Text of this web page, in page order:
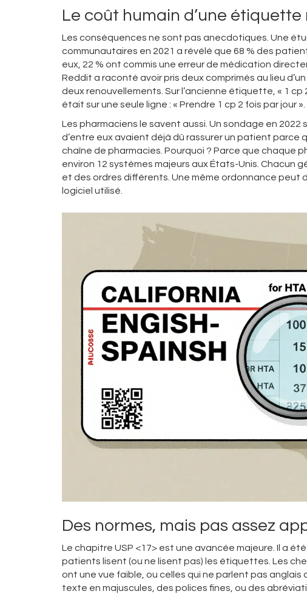
Le coût humain d’une
Les conséquences ne sont pas anecdotiques. Une
communautaires en 2021 a révélé que 68 % des
eux, 22 % ont commis une erreur de médication
Reddit a raconté avoir pris deux comprimés au lieu
deux renouvellements. Sur l’ancienne étiquette, « 1
était sur une seule ligne : « Prendre 1 cp 2 fois par jour
Les pharmaciens le savent aussi. Un sondage en
d’entre eux avaient déjà dû rassurer un patient
chaîne de pharmacies. Pourquoi ? Parce que chaque
environ 12 systèmes majeurs aux États-Unis.
et des ordres différents. Une même ordonnance
logiciel utilisé.
Des normes, mais pas assez
Le chapitre USP <17> est une avancée majeure. Il a
patients lisent (ou ne lisent pas) les étiquettes. Les
ont une vue faible, ou celles qui ne parlent pas
texte en majuscules, des polices fines, ou des